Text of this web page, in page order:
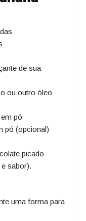
de sua
ou outro óleo
pó
pó (opcional)
picado
sabor).
uma forma para